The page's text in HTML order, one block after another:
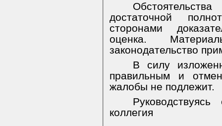
достаточной
сторонами
оценка.
законодательство
В силу
правильным и
жалобы не подлежит.
коллегия